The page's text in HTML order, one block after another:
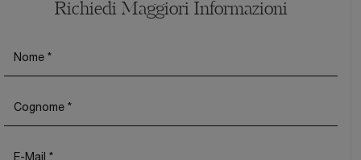
Richiedi Maggiori Informazioni